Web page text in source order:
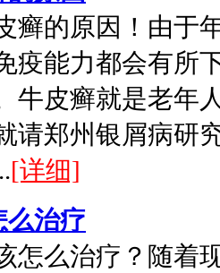
癣的原因！由于
疫能力都会有所
牛皮癣就是老年
请郑州银屑病研
[详细]
么治疗
怎么治疗？随着